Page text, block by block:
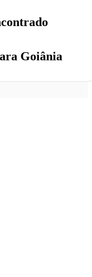
Goiânia